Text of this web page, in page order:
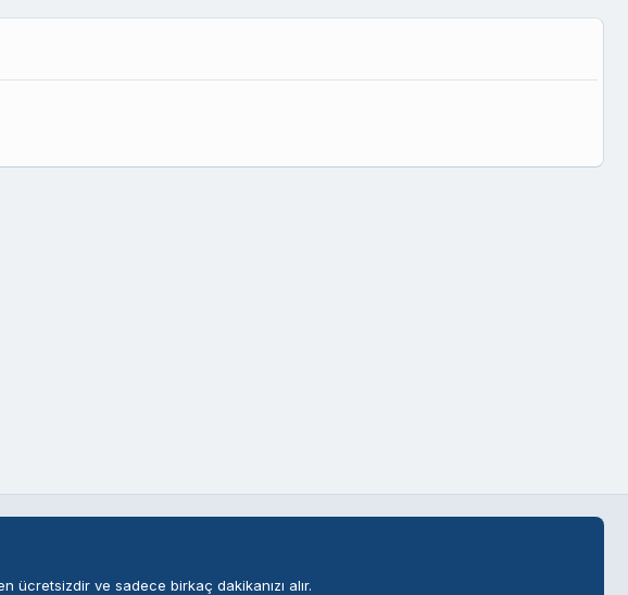
ücretsizdir ve sadece birkaç dakikanızı alır.